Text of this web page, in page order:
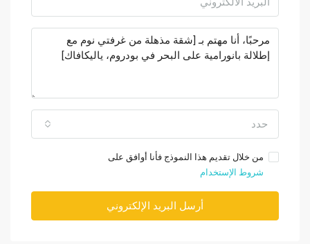
حدد
من خلال تقديم هذا النموذج فأنا أوافق على
شروط الإستخدام
أرسل البريد الإلكتروني